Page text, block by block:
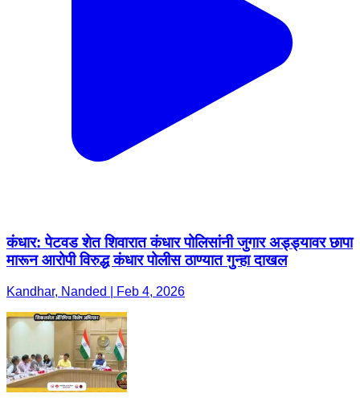
कंधार: पेटवड शेत शिवारात कंधार पोलिसांनी जुगार अड्ड्यावर छापा
मारून आरोपी विरुद्ध कंधार पोलीस ठाण्यात गुन्हा दाखल
Kandhar, Nanded | Feb 4, 2026